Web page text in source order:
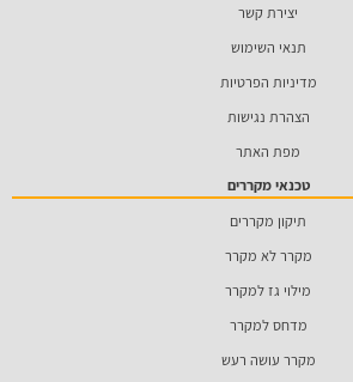
יצירת קשר
תנאי השימוש
מדיניות הפרטיות
הצהרת נגישות
מפת האתר
טכנאי מקררים
תיקון מקררים
מקרר לא מקרר
מילוי גז למקרר
מדחס למקרר
מקרר עושה רעש